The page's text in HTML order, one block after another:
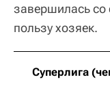
завершилась со
пользу хозяек.
Суперлига